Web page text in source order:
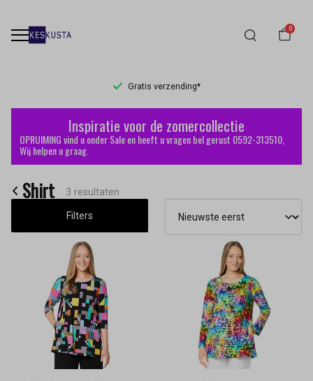
0
Gratis verzending*
Shirt
Keskusta
Inspiratie voor de zomercollectie
OPRUIMING vind u onder Sale en heeft u vragen bel gerust 0592-313510,
Wij helpen u graag.
Shirt 3 resultaten
Filters